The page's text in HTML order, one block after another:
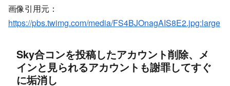
画像引用元：
https://pbs.twimg.com/media/FS4BJOnagAIS8E2.jpg:large
Sky合コンを投稿したアカウント削除、メ
インと見られるアカウントも謝罪してすぐ
に垢消し